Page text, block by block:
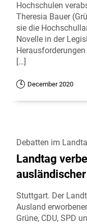
Hochschulen
Theresia Bauer
sie die
Novelle in der
[…]
December 2020
Debatten im
Landtag
Stuttgart. Der
Ausland
Grüne, CDU, SPD